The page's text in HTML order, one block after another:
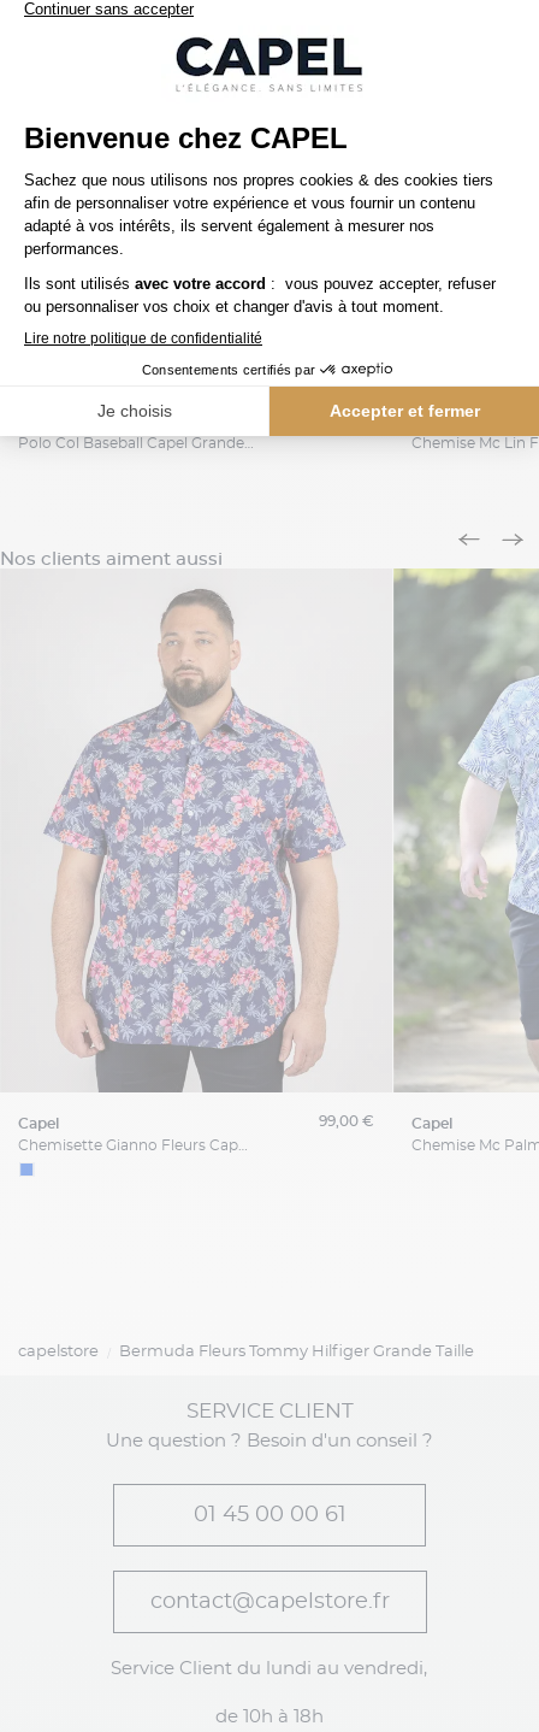
Polo Col Baseball Capel Grande Taille
95,00 €
Nos clients aiment aussi
capel
Chemisette Gianno Fleurs Capel Grande Taille
99,00 € capel
capelstore Bermuda Fleurs Tommy Hilfiger Grande Taille
SERVICE CLIENT
Une question ? Besoin d'un conseil ?
01 45 00 00 61
contact@capelstore.fr
Service Client du lundi au vendredi,
de 10h à 18h